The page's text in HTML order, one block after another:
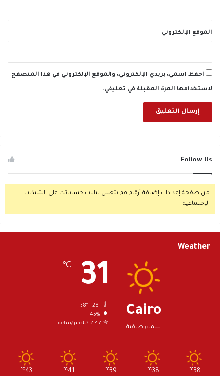
الموقع الإلكتروني
احفظ اسمي، بريدي الإلكتروني، والموقع الإلكتروني في هذا المتصفح
لاستخدامها المرة المقبلة في تعليقي.
Follow Us
من صفحة إعدادات إضافة أرقام قم بتعيين بيانات حساباتك على الشبكات
الإجتماعية.
Weather
Cairo
سماء صافية
31
℃
38º - 28º
45%
2.47 كيلومتر/ساعة
38
℃
38
℃
39
℃
41
℃
43
℃